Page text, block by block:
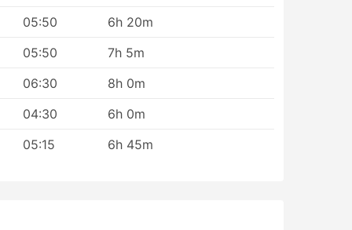
05:50
6h 20m
05:50
7h 5m
06:30
8h 0m
04:30
6h 0m
05:15 6h 45m